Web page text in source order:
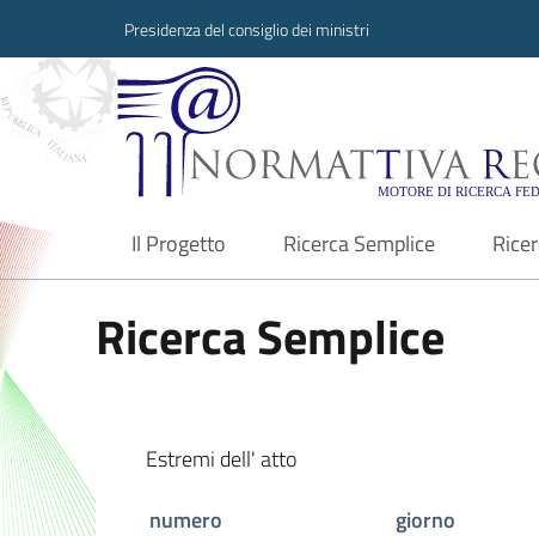
Presidenza del consiglio dei ministri
Normattiva
Il Progetto
current Ricerca Semplice
Ricerca Semplice
Estremi dell' atto
numero
giorno